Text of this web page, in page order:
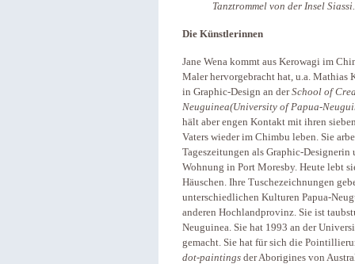
Tanztrommel von der Insel
Die Künstlerinnen
Jane Wena kommt aus Kerowagi im
Maler hervorgebracht hat, u.a. Mathias
in Graphic-Design an derSchool of
Neuguinea(University of Papua-
hält aber engen Kontakt mit ihren
Vaters wieder im Chimbu leben. Sie
Tageszeitungen als Graphic-
Wohnung in Port Moresby. Heute lebt
Häuschen. Ihre Tuschezeichnungen
unterschiedlichen Kulturen Papua-
anderen Hochlandprovinz. Sie ist
Neuguinea. Sie hat 1993 an der
gemacht. Sie hat für sich die
dot-paintings der Aborigines von